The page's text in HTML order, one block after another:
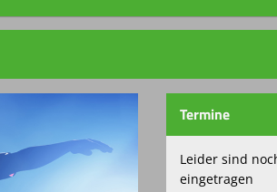
Termine
Leider sind
eingetragen